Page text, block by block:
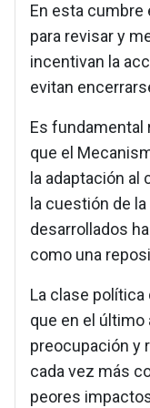
En esta
para revisar y
incentivan la
evitan
Es fundamental
que el
la adaptación
la cuestión de
desarrollados
como una
La clase
que en el último
preocupación y
cada vez más
peores